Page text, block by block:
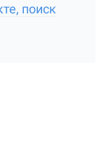
поиск